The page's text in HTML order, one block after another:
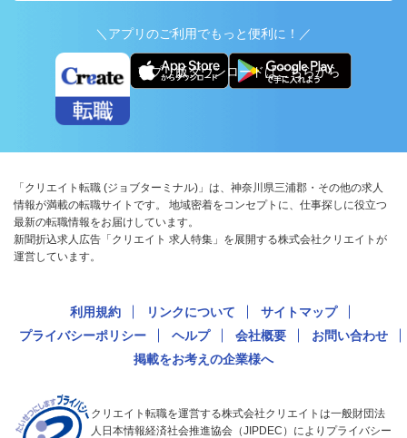
＼アプリのご利用でもっと便利に！／
アプリ版ダウンロードはこちらから
「クリエイト転職 (ジョブターミナル)」は、神奈川県三浦郡・その他の求人
情報が満載の転職サイトです。 地域密着をコンセプトに、仕事探しに役立つ
最新の転職情報をお届けしています。
新聞折込求人広告「クリエイト 求人特集」を展開する株式会社クリエイトが
運営しています。
利用規約 リンクについて
サイトマップ
プライバシーポリシー
ヘルプ 会社概要
お問い合わせ
掲載をお考えの企業様へ
クリエイト転職を運営する株式会社クリエイトは一般財団法
人日本情報経済社会推進協会（JIPDEC）によりプライバシー